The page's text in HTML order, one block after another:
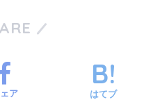
ア はてブ